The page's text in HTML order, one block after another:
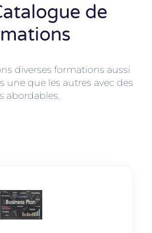
de
diverses formations aussi
une que les autres avec des
abordables.